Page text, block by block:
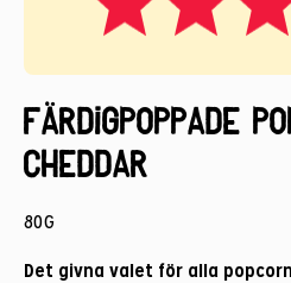
Färdigpoppade
Cheddar
80G
Det givna valet för alla